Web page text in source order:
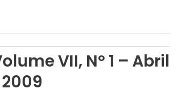
VII, Nº 1 – Abril de
2009